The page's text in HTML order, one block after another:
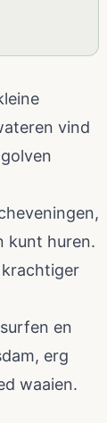
vind
kunt huren.
en
erg
waaien.